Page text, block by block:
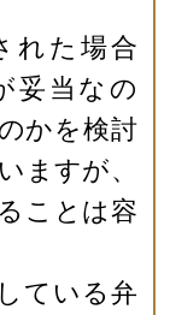
れた場合
妥当なの
かを検討
ますが、
ことは容
ている弁